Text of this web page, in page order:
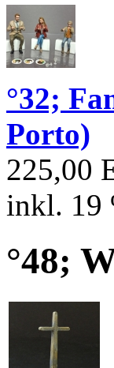
°32;
Porto)
225,00
inkl. 19
°48;